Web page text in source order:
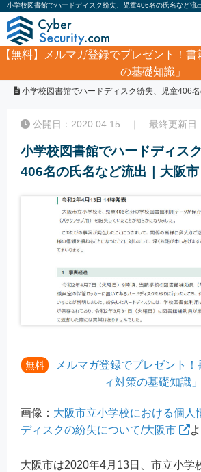
【無料】
メルマガ登録でプレゼント！
の基礎知識」
サイバーセキュリティ・情報漏洩ニ
小学校図書館でハードディスク紛失、児童406
公開日：2020.04.15 ｜ 最終更新日
小学校図書館でハードディス
406名の氏名など流出｜大阪市
無料
メルマガ登録でプレゼント
ィ対策の基礎知識」
画像： 大阪市立小学校における個人
ディスクの紛失について/大阪市
大阪市は2020年4月13日、市立小学